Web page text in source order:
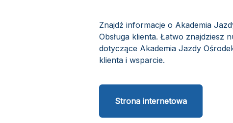
Znajdź informacje o Akademia
Obsługa klienta. Łatwo znajdziesz
dotyczące Akademia Jazdy
klienta i wsparcie.
Strona internetowa